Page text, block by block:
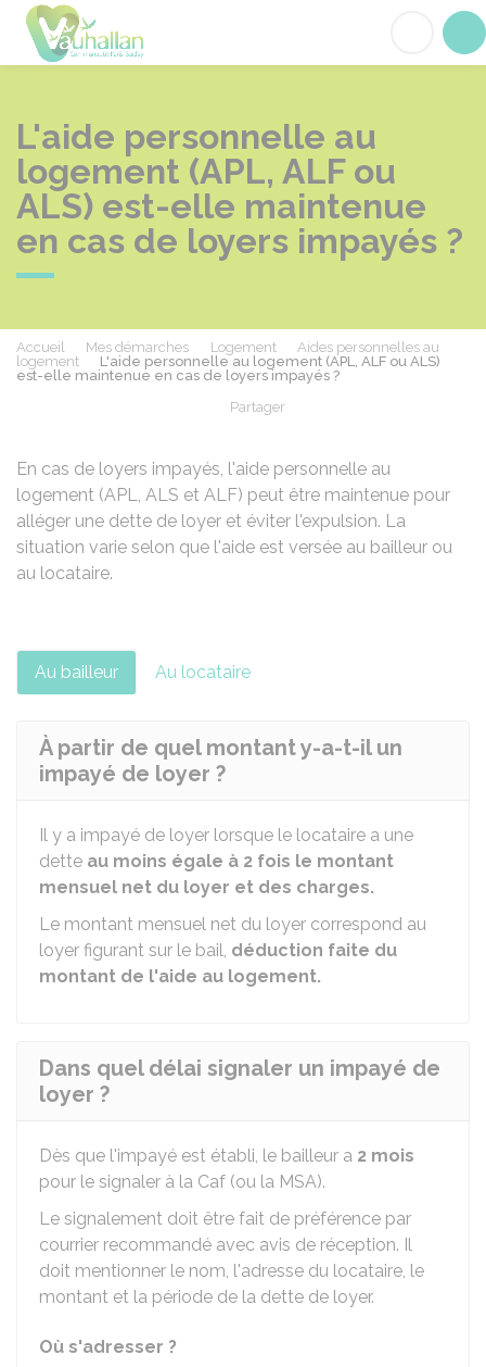
L'aide personnelle au
logement (APL, ALF ou
ALS) est-elle maintenue
en cas de loyers impayés ?
Accueil Mes démarches Logement
Aides personnelles au
logement
L'aide personnelle au logement (APL, ALF ou ALS)
est-elle maintenue en cas de loyers impayés ?
Partager
En cas de loyers impayés, l'aide personnelle au
logement (APL, ALS et ALF) peut être maintenue pour
alléger une dette de loyer et éviter l'expulsion. La
situation varie selon que l'aide est versée au bailleur ou
au locataire.
Au bailleur Au locataire
À partir de quel montant y-a-t-il un
impayé de loyer ?
Il y a impayé de loyer lorsque le locataire a une
dette au moins égale à 2 fois le montant
mensuel net du loyer et des charges.
Le montant mensuel net du loyer correspond au
loyer figurant sur le bail, déduction faite du
montant de l'aide au logement.
Dans quel délai signaler un impayé de
loyer ?
Dès que l'impayé est établi, le bailleur a 2 mois
pour le signaler à la Caf (ou la MSA).
Le signalement doit être fait de préférence par
courrier recommandé avec avis de réception. Il
doit mentionner le nom, l'adresse du locataire, le
montant et la période de la dette de loyer.
Où s'adresser ?